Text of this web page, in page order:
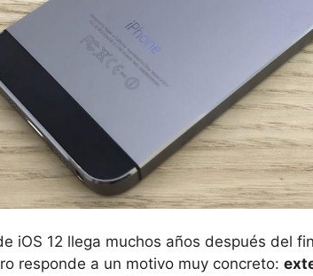
iOS 12 llega muchos años después del
responde a un motivo muy concreto: